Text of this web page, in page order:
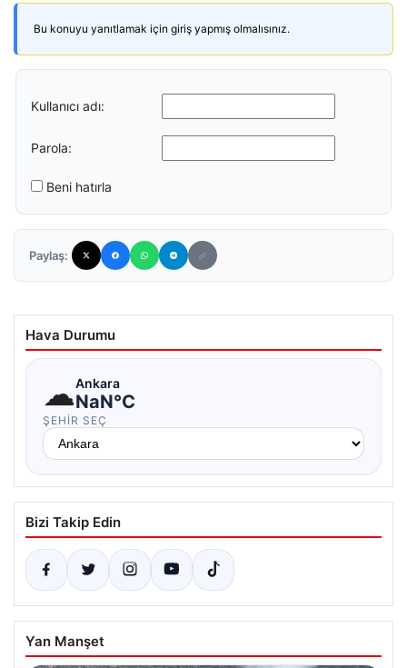
Bu konuyu yanıtlamak için giriş yapmış olmalısınız.
Kullanıcı adı:
Parola:
Beni hatırla
Paylaş:
Hava Durumu
☁Ankara
NaN°C
ŞEHIR SEÇ
Bizi Takip Edin
Yan Manşet